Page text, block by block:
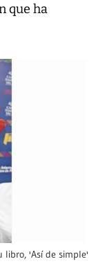
que ha
libro, 'Así de simple'